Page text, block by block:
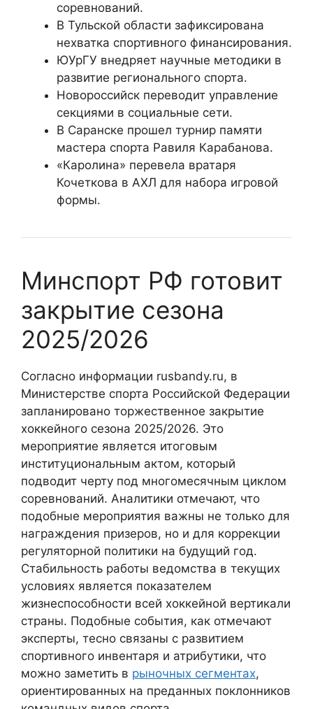
соревнований.
В Тульской области зафиксирована
нехватка спортивного финансирования.
ЮУрГУ внедряет научные методики в
развитие регионального спорта.
Новороссийск переводит управление
секциями в социальные сети.
В Саранске прошел турнир памяти
мастера спорта Равиля Карабанова.
«Каролина» перевела вратаря
Кочеткова в АХЛ для набора игровой
формы.
Минспорт РФ готовит
закрытие сезона
2025/2026
Согласно информации rusbandy.ru, в
Министерстве спорта Российской Федерации
запланировано торжественное закрытие
хоккейного сезона 2025/2026. Это
мероприятие является итоговым
институциональным актом, который
подводит черту под многомесячным циклом
соревнований. Аналитики отмечают, что
подобные мероприятия важны не только для
награждения призеров, но и для коррекции
регуляторной политики на будущий год.
Стабильность работы ведомства в текущих
условиях является показателем
жизнеспособности всей хоккейной вертикали
страны. Подобные события, как отмечают
эксперты, тесно связаны с развитием
спортивного инвентаря и атрибутики, что
можно заметить в рыночных сегментах,
ориентированных на преданных поклонников